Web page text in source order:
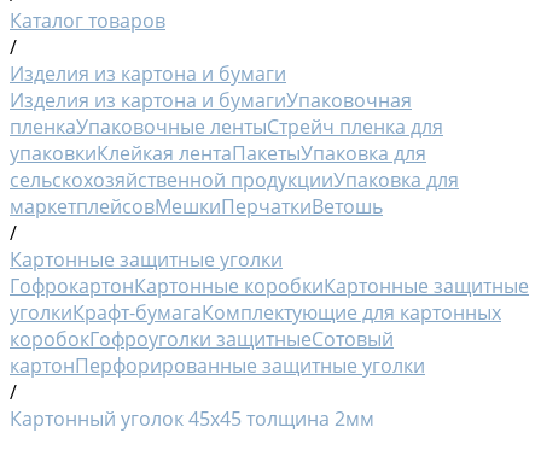
Каталог товаров
/
Изделия из картона и бумаги
Изделия из картона и бумагиУпаковочная
пленкаУпаковочные лентыСтрейч пленка для
упаковкиКлейкая лентаПакетыУпаковка для
сельскохозяйственной продукцииУпаковка для
маркетплейсовМешкиПерчаткиВетошь
/
Картонные защитные уголки
ГофрокартонКартонные коробкиКартонные защитные
уголкиКрафт-бумагаКомплектующие для картонных
коробокГофроуголки защитныеСотовый
картонПерфорированные защитные уголки
/
Картонный уголок 45х45 толщина 2мм